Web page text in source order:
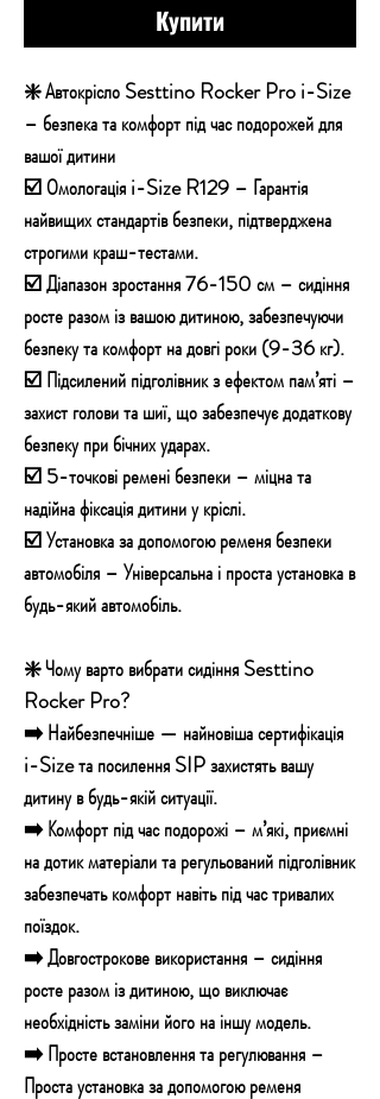
Купити
❇️ Автокрісло Sesttino Rocker Pro i-Size
– безпека та комфорт під час подорожей для
вашої дитини
☑️ Омологація i-Size R129 – Гарантія
найвищих стандартів безпеки, підтверджена
строгими краш-тестами.
☑️ Діапазон зростання 76-150 см – сидіння
росте разом із вашою дитиною, забезпечуючи
безпеку та комфорт на довгі роки (9-36 кг).
☑️ Підсилений підголівник з ефектом пам’яті –
захист голови та шиї, що забезпечує додаткову
безпеку при бічних ударах.
☑️ 5-точкові ремені безпеки – міцна та
надійна фіксація дитини у кріслі.
☑️ Установка за допомогою ременя безпеки
автомобіля – Універсальна і проста установка в
будь-який автомобіль.
❇️ Чому варто вибрати сидіння Sesttino
Rocker Pro?
➡️ Найбезпечніше — найновіша сертифікація
i-Size та посилення SIP захистять вашу
дитину в будь-якій ситуації.
➡️ Комфорт під час подорожі – м’які, приємні
на дотик матеріали та регульований підголівник
забезпечать комфорт навіть під час тривалих
поїздок.
➡️ Довгострокове використання – сидіння
росте разом із дитиною, що виключає
необхідність заміни його на іншу модель.
➡️ Просте встановлення та регулювання –
Проста установка за допомогою ременя